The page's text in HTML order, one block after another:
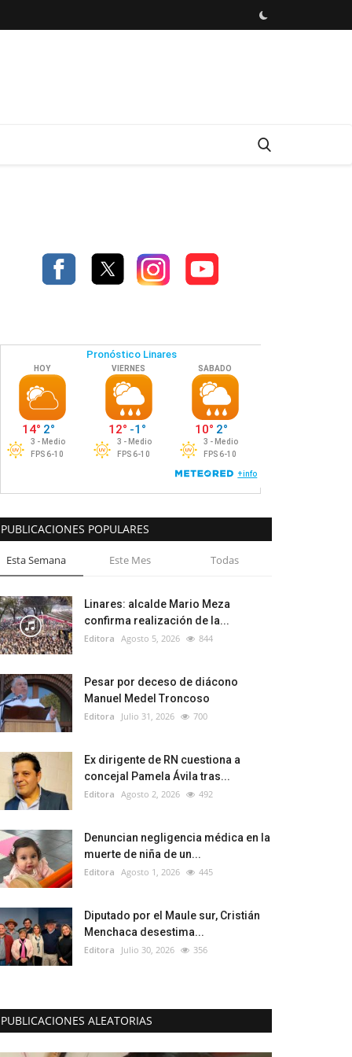
PUBLICACIONES POPULARES
Esta Semana Este Mes Todas
Linares: alcalde Mario Meza
confirma realización de la...
Editora Agosto 5, 2026 844
Pesar por deceso de diácono
Manuel Medel Troncoso
Editora Julio 31, 2026 700
Ex dirigente de RN cuestiona a
concejal Pamela Ávila tras...
Editora Agosto 2, 2026 492
Denuncian negligencia médica en la
muerte de niña de un...
Editora Agosto 1, 2026 445
Diputado por el Maule sur, Cristián
Menchaca desestima...
Editora Julio 30, 2026 356
PUBLICACIONES ALEATORIAS